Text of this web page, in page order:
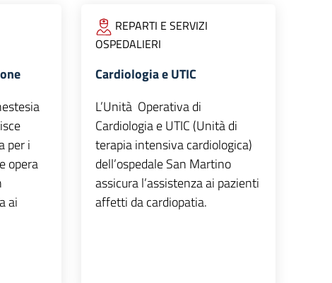
per i
opera
ai
REPARTI E SERVIZI
OSPEDALIERI
Cardiologia e UTIC
L’Unità Operativa di
Cardiologia e UTIC (Unità di
terapia intensiva cardiologica)
dell’ospedale San Martino
assicura l’assistenza ai pazienti
affetti da cardiopatia.